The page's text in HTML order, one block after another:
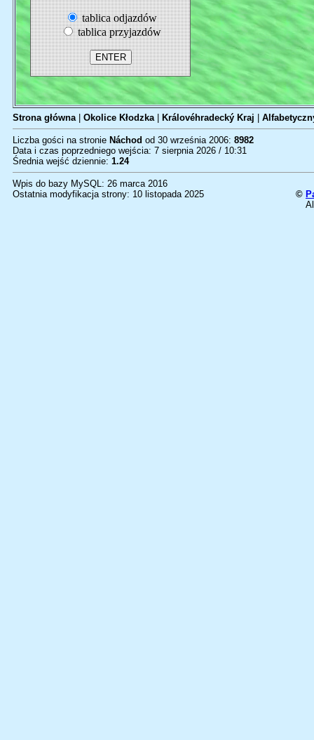
tablica odjazdów
tablica przyjazdów
Strona główna| Okolice Kłodzka| Královéhradecký Kraj
Liczba gości na stronie Náchod od 30 września 2006: 8982
Data i czas poprzedniego wejścia: 7 sierpnia 2026 / 10:31
Średnia wejść dziennie: 1.24
Wpis do bazy MySQL: 26 marca 2016
Ostatnia modyfikacja strony: 10 listopada 2025
©